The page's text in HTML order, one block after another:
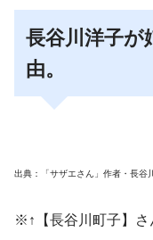
長谷川洋子が
由。
出典：「サザエさん」作者・長谷
※↑【長谷川町子】さ